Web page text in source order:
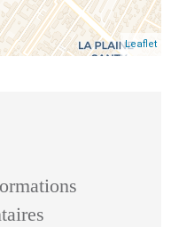
Leaflet